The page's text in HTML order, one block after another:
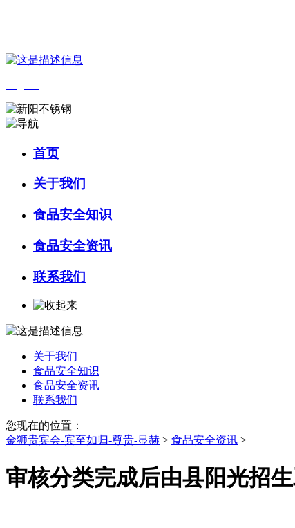
首页
关于我们
食品安全知识
食品安全资讯
联系我们
关于我们
食品安全知识
食品安全资讯
联系我们
您现在的位置：
金狮贵宾会-宾至如归-尊贵-显赫 > 食品安全资讯 >
审核分类完成后由县阳光招